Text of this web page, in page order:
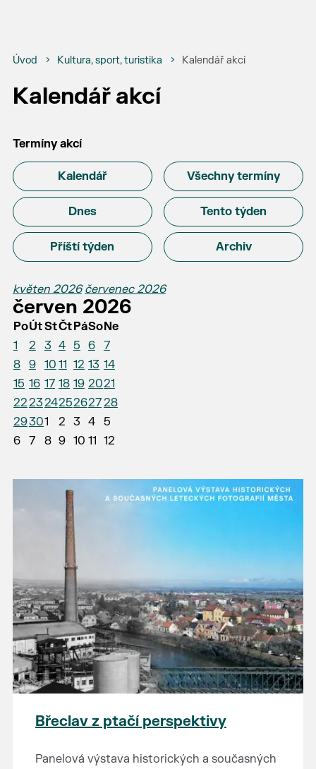
Úvod Kultura, sport, turistika Kalendář akcí
Kalendář akcí
Termíny akcí
Kalendář Všechny termíny
Dnes Tento týden
Příští týden Archiv
květen 2026 červenec 2026
červen 2026
PoÚtStČtPáSoNe
1
2 3 4 5 6
7
8
9 10 11 12 13 14
15 16 17 18 19 2021
22232425262728
29301 2 3 4
5
6
7 8 9 10 11 12
Břeclav z ptačí perspektivy
Panelová výstava historických a současných